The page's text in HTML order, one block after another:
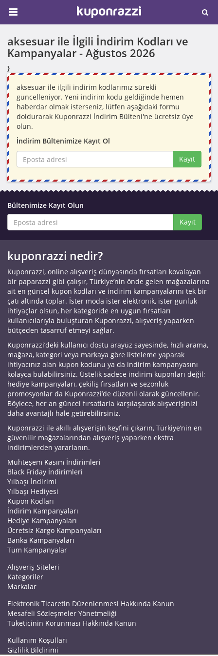
aksesuar ile İlgili İndirim Kodları ve
Kampanyalar -Ağustos 2026
}
aksesuar ile ilgili indirim kodlarımız sürekli
güncelleniyor. Yeni indirim kodu geldiğinde hemen
haberdar olmak isterseniz, lütfen aşağıdaki formu
doldurarak Kuponrazzi İndirim Bülteni'ne ücretsiz üye
olun.
İndirim Bültenimize Kayıt Ol
Kayıt
Bültenimize Kayıt Olun
Kayıt
kuponrazzi nedir?
Kuponrazzi, online alışveriş dünyasında fırsatları kovalayan
bir paparazzi gibi çalışır, Türkiye’nin önde gelen mağazalarına
ait en güncel kupon kodları ve indirim kampanyalarını tek bir
çatı altında toplar. İster moda ister elektronik, ister günlük
ihtiyaçlar olsun, her kategoride en uygun fırsatları
kullanıcılarıyla buluşturan Kuponrazzi, alışveriş yaparken
bütçeden tasarruf etmeyi sağlar.
Kuponrazzi’deki kullanıcı dostu arayüz sayesinde, hızlı arama,
mağaza, kategori veya markaya göre listeleme yaparak
ihtiyacınız olan kupon kodunu ya da indirim kampanyasını
kolayca bulabilirsiniz. Üstelik sadece indirim kuponları değil;
hediye kampanyaları, çekiliş fırsatları ve sezonluk
promosyonlar da Kuponrazzi’de düzenli olarak güncellenir.
Böylece, her an güncel fırsatlarla karşılaşarak alışverişinizi
daha avantajlı hale getirebilirsiniz.
Kuponrazzi ile akıllı alışverişin keyfini çıkarın, Türkiye’nin en
güvenilir mağazalarından alışveriş yaparken ekstra
indirimlerden yararlanın.
Muhteşem Kasım İndirimleri
Black Friday İndirimleri
Yılbaşı İndirimi
Yılbaşı Hediyesi
Kupon Kodları
İndirim Kampanyaları
Hediye Kampanyaları
Ücretsiz Kargo Kampanyaları
Banka Kampanyaları
Tüm Kampanyalar
Alışveriş Siteleri
Kategoriler
Markalar
Elektronik Ticaretin Düzenlenmesi Hakkında Kanun
Mesafeli Sözleşmeler Yönetmeliği
Tüketicinin Korunması Hakkında Kanun
Kullanım Koşulları
Gizlilik Bildirimi